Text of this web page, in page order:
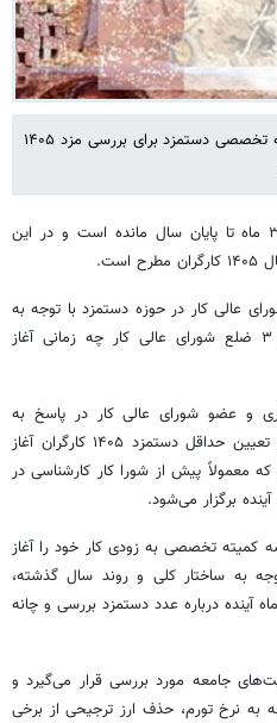
عضو شورای عالی کار از برگزاری کمیته تخصصی دستمزد برای بررسی مزد ۱۴۰۵
به گزارش خبرگزاری خبرآنلاین، حدود ۳ ماه تا پایان سال مانده است و در این
حدود ۹ ماهه شورای عالی کار در حوزه دستمزد با توجه به
افزایش نرخ تورم باید دید چانه زنی ۳ ضلع شورای عالی کار چه زمانی آغاز
و عضو شورای عالی کار در پاسخ به
پرسش مهر، اینکه چه زمانی چانه زنی تعیین حداقل دستمزد ۱۴۰۵ کارگران آغاز
پیش از شورا کار کارشناسی در
برگزار می‌شود.
کمیته تخصصی به زودی کار خود را آغاز
به ساختار کلی و روند سال گذشته،
آینده درباره عدد دستمزد بررسی و چانه
جامعه مورد بررسی قرار می‌گیرد و
نرخ تورم، حذف ارز ترجیحی از برخی